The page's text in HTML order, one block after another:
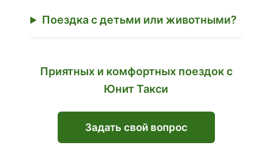
Поездка с детьми или животными?
Приятных и комфортных поездок с
Юнит Такси
Задать свой вопрос